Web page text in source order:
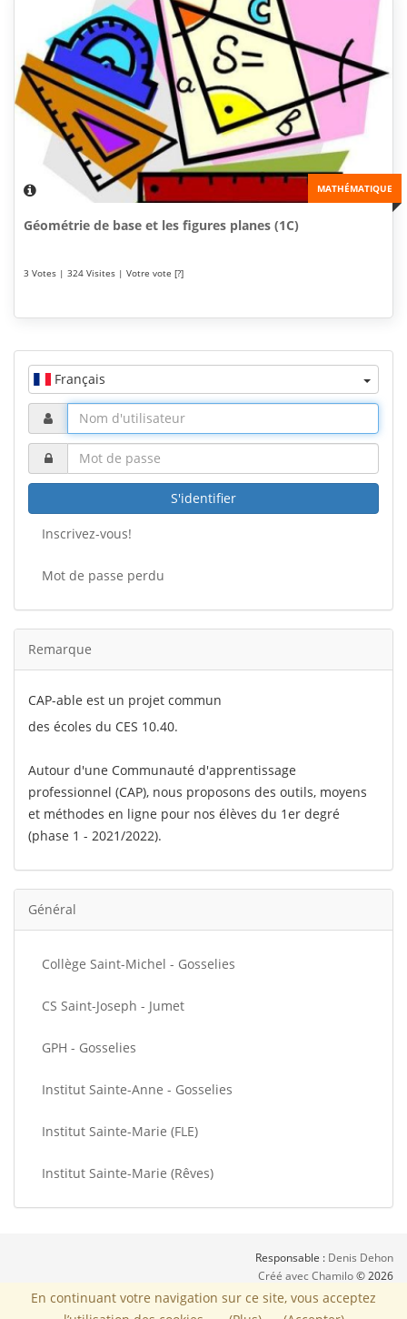
En continuant votre navigation sur ce site, vous acceptez
MATHÉMATIQUE
Géométrie de base et les figures planes (1C)
3 Votes | 324 Visites | Votre vote [?]
Français
S'identifier
Inscrivez-vous!
Mot de passe perdu
Remarque
CAP-able est un projet commun
des écoles du CES 10.40.
Autour d'une Communauté d'apprentissage
professionnel (CAP), nous proposons des outils, moyens
et méthodes en ligne pour nos élèves du 1er degré
(phase 1 - 2021/2022).
Général
Collège Saint-Michel - Gosselies
CS Saint-Joseph - Jumet
GPH - Gosselies
Institut Sainte-Anne - Gosselies
Institut Sainte-Marie (FLE)
Institut Sainte-Marie (Rêves)
Responsable : Denis Dehon
Créé avec Chamilo© 2026
Une volonté de rendre accessible au plus grand nombre l'aide et les outils
nécessaires pour une scolarité plus égalitaire.